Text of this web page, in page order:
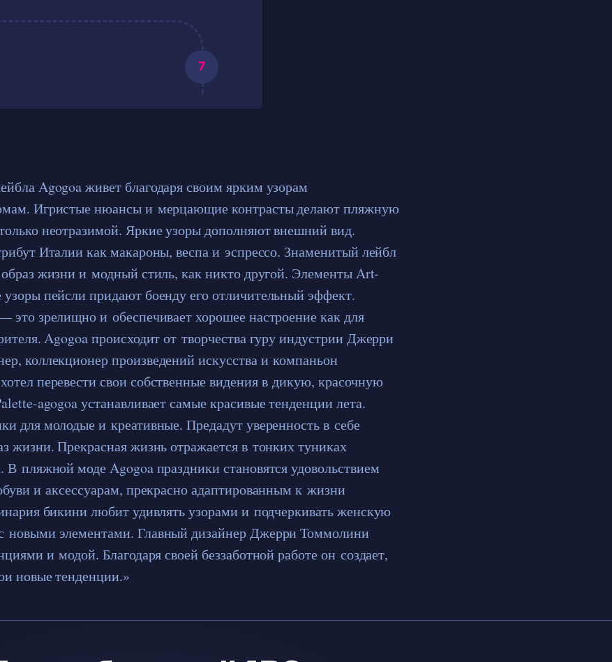
Agogoa живет благодаря своим ярким узорам
Игристые нюансы и мерцающие контрасты делают пляжную
неотразимой. Яркие узоры дополняют внешний вид.
Италии как макароны, веспа и эспрессо. Знаменитый лейбл
жизни и модный стиль, как никто другой. Элементы Art-
пейсли придают боенду его отличительный эффект.
это зрелищно и обеспечивает хорошее настроение как для
Agogoa происходит от творчества гуру индустрии Джерри
коллекционер произведений искусства и компаньон
перевести свои собственные видения в дикую, красочную
agogoa устанавливает самые красивые тенденции лета.
для молодые и креативные. Предадут уверенность в себе
жизни. Прекрасная жизнь отражается в тонких туниках
пляжной моде Agogoa праздники становятся удовольствием
и аксессуарам, прекрасно адаптированным к жизни
бикини любит удивлять узорами и подчеркивать женскую
новыми элементами. Главный дизайнер Джерри Томмолини
и модой. Благодаря своей беззаботной работе он создает,
новые тенденции.»